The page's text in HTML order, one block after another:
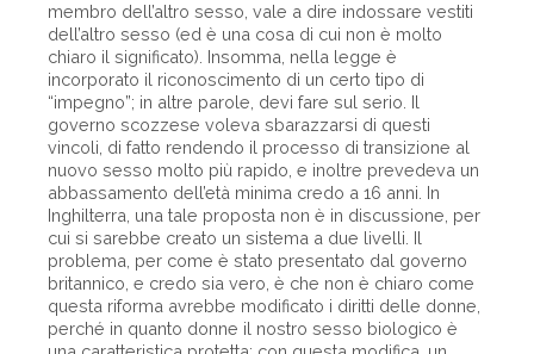
membro dell’altro sesso, vale a dire indossare vestiti
dell’altro sesso (ed è una cosa di cui non è molto
chiaro il significato). Insomma, nella legge è
incorporato il riconoscimento di un certo tipo di
“impegno”; in altre parole, devi fare sul serio. Il
governo scozzese voleva sbarazzarsi di questi
vincoli, di fatto rendendo il processo di transizione al
nuovo sesso molto più rapido, e inoltre prevedeva un
abbassamento dell’età minima credo a 16 anni. In
Inghilterra, una tale proposta non è in discussione, per
cui si sarebbe creato un sistema a due livelli. Il
problema, per come è stato presentato dal governo
britannico, e credo sia vero, è che non è chiaro come
questa riforma avrebbe modificato i diritti delle donne,
perché in quanto donne il nostro sesso biologico è